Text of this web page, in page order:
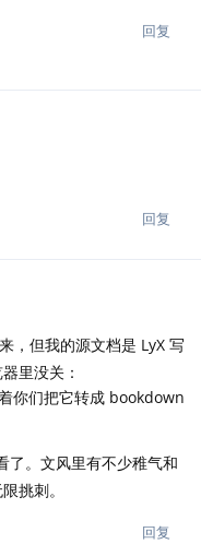
回复
回复
，但我的源文档是 LyX 写
里没关：
你们把它转成 bookdown
了。文风里有不少稚气和
挑刺。
回复